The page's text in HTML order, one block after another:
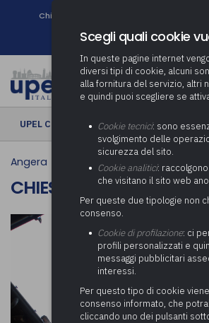
Chi siamo
UPEL CULTURA › Chiesa di Sant’Alessandro
Angera
CHIESA DI
Scegli quali cookie
In queste pagine internet
diversi tipi di cookie, alcuni
alla fornitura del servizio, altri
e quindi puoi scegliere se
Cookie tecnici: sono
svolgimento delle
sicurezza del sito.
Cookie analitici:
che visitano il sito web
Per queste due tipologie non
consenso.
Cookie di profilazione: ci
profili personalizzati e
messaggi pubblicitari
interessi.
Per questo tipo di cookie
consenso informato, che
cliccando uno dei pulsanti